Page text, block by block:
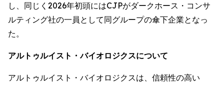
し、同じく2026年初頭にはCJPがダークホース・コンサ
ルティング社の一員として同グループの傘下企業となっ
た。
アルトゥルイスト・バイオロジクスについて
アルトゥルイスト・バイオロジクスは、信頼性の高い